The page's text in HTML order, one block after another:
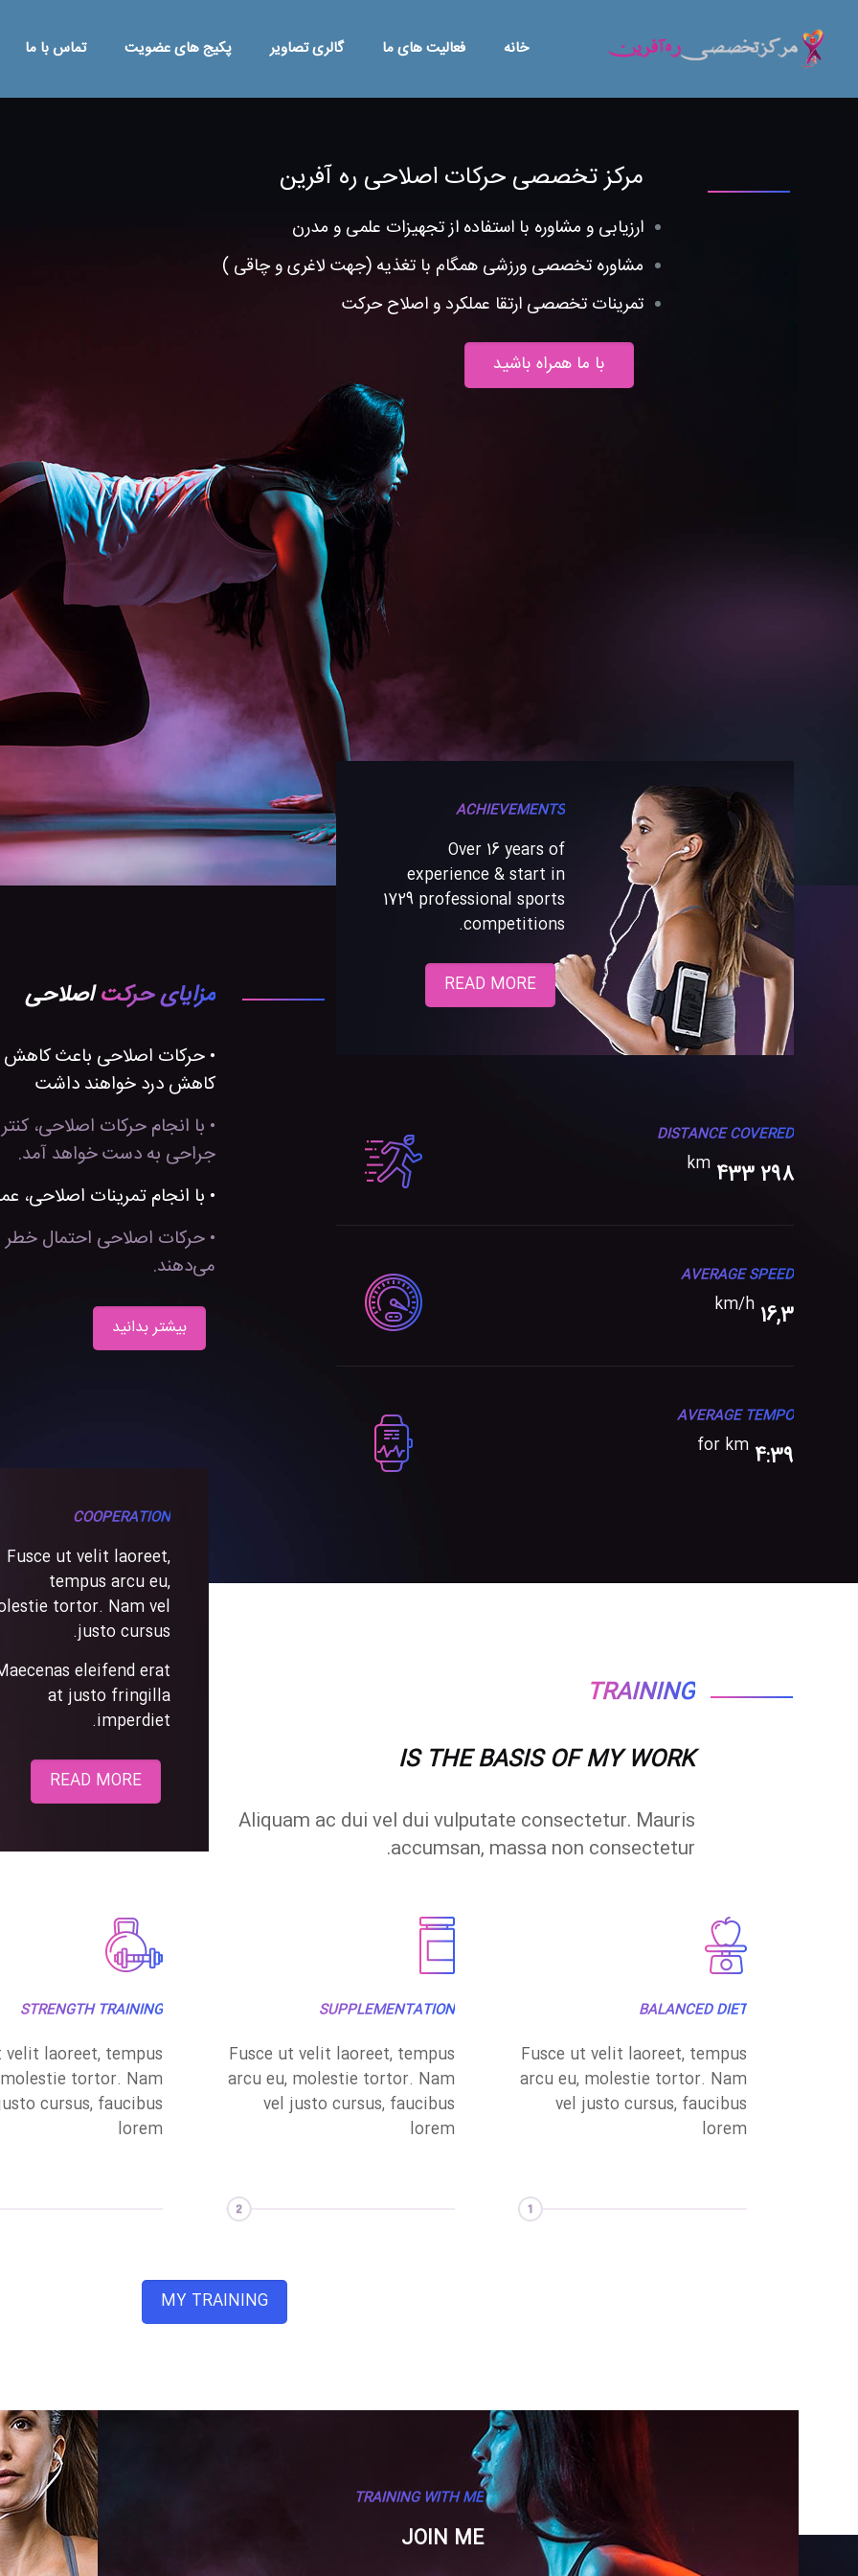
خانه فعالیت های ما گالری تصاویر پکیج های عضویت تماس با ما
مركز تخصصی حركات اصلاحی ره آفرین
ارزیابی و مشاوره با استفاده از تجهیزات علمی و مدرن
مشاوره تخصصی ورزشی همگام با تغذیه (جهت لاغری و چاقی )
تمرینات تخصصی ارتقا عملکرد و اصلاح حرکت
با ما همراه باشید
ACHIEVEMENTS
Over 16 years of
experience & start in
1729 professional sports
competitions.
READ MORE
DISTANCE COVERED
298 433
km
AVERAGE SPEED
16,3
km/h
AVERAGE TEMPO
4:39
for km
مزایای حرکتاصلاحی
• حرکات اصلاحی باعث کاهش
کاهش درد خواهند داشت
• با انجام حرکات اصلاحی،
جراحی به دست خواهد آمد.
• با انجام تمرینات اصلاحی،
• حرکات اصلاحی احتمال
می‌دهند.
بیشتر بدانید
TRAINING
IS THE BASIS OF MY WORK
Aliquam ac dui vel dui vulputate consectetur. Mauris
accumsan, massa non consectetur.
COOPERATION
Fusce ut velit laoreet,
tempus arcu eu,
tortor. Nam vel
justo cursus.
eleifend erat
at justo fringilla
imperdiet.
READ MORE
BALANCED DIET
Fusce ut velit laoreet, tempus
arcu eu, molestie tortor. Nam
vel justo cursus, faucibus
lorem
SUPPLEMENTATION
Fusce ut velit laoreet, tempus
arcu eu, molestie tortor. Nam
vel justo cursus, faucibus
lorem
STRENGTH TRAINING
velit laoreet, tempus
tortor. Nam
cursus, faucibus
lorem
MY TRAINING
TRAINING WITH ME
JOIN ME